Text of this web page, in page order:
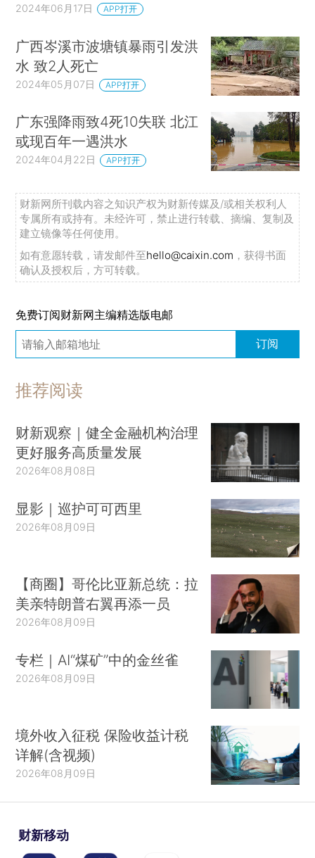
2024年06月17日 APP打开
广西岑溪市波塘镇暴雨引发洪
水 致2人死亡
2024年05月07日 APP打开
广东强降雨致4死10失联 北江
或现百年一遇洪水
2024年04月22日 APP打开
财新网所刊载内容之知识产权为财新传媒及/或相关权利人
专属所有或持有。未经许可，禁止进行转载、摘编、复制及
建立镜像等任何使用。
如有意愿转载，请发邮件至hello@caixin.com ，获得书面
确认及授权后，方可转载。
免费订阅财新网主编精选版电邮
订阅
推荐阅读
财新观察｜健全金融机构治理
更好服务高质量发展
2026年08月08日
显影｜巡护可可西里
2026年08月09日
【商圈】哥伦比亚新总统：拉
美亲特朗普右翼再添一员
2026年08月09日
专栏｜AI“煤矿”中的金丝雀
2026年08月09日
境外收入征税 保险收益计税
详解(含视频)
2026年08月09日
财新移动